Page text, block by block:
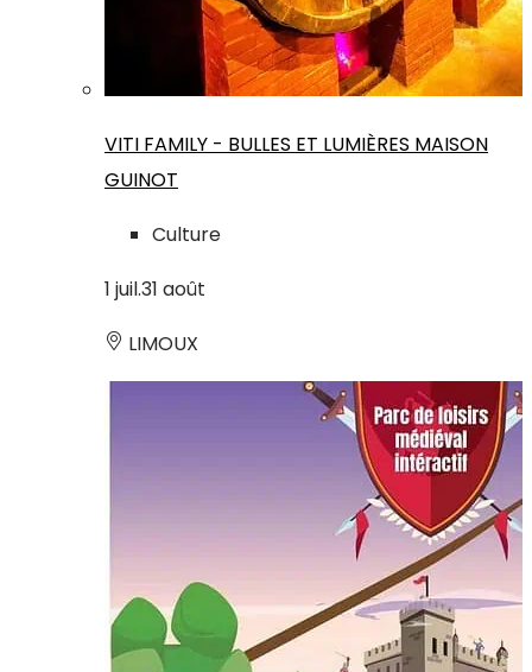
VITI FAMILY - BULLES ET LUMIÈRES MAISON
GUINOT
Culture
1 juil.31 août
LIMOUX